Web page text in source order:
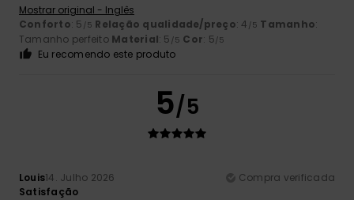
Mostrar original - Inglês
Conforto: 5 /5 Relação qualidade/preço: 4 /5 Tamanho:
Tamanho perfeito Material: 5 /5 Cor: 5/5
Eu recomendo este produto
5/5
Louis14. Julho 2026
Compra verificada
Satisfação